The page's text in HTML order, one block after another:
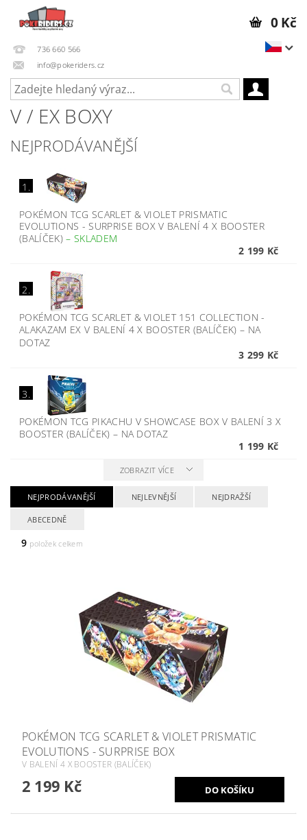
736 660 566
info@pokeriders.cz
0 Kč
V / EX BOXY
NEJPRODÁVANĚJŠÍ
1.
POKÉMON TCG SCARLET & VIOLET PRISMATIC
EVOLUTIONS - SURPRISE BOX V BALENÍ 4 X BOOSTER
(BALÍČEK)– SKLADEM
2 199 Kč
2.
POKÉMON TCG SCARLET & VIOLET 151 COLLECTION -
ALAKAZAM EX V BALENÍ 4 X BOOSTER (BALÍČEK) – NA
DOTAZ
3 299 Kč
3.
POKÉMON TCG PIKACHU V SHOWCASE BOX V BALENÍ 3 X
BOOSTER (BALÍČEK) – NA DOTAZ
1 199 Kč
ZOBRAZIT VÍCE
NEJPRODÁVANĚJŠÍ NEJLEVNĚJŠÍ NEJDRAŽŠÍ
ABECEDNĚ
9 položek celkem
POKÉMON TCG SCARLET & VIOLET PRISMATIC
EVOLUTIONS - SURPRISE BOX
V BALENÍ 4 X BOOSTER (BALÍČEK)
2 199 Kč